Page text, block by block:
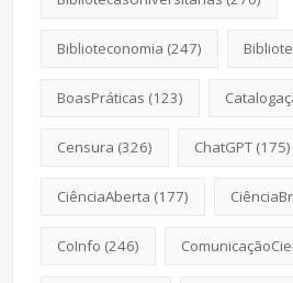
Biblioteconomia (247)
BoasPráticas (123)
Censura (326) ChatGPT(175)
CiênciaAberta (177)
CoInfo (246)